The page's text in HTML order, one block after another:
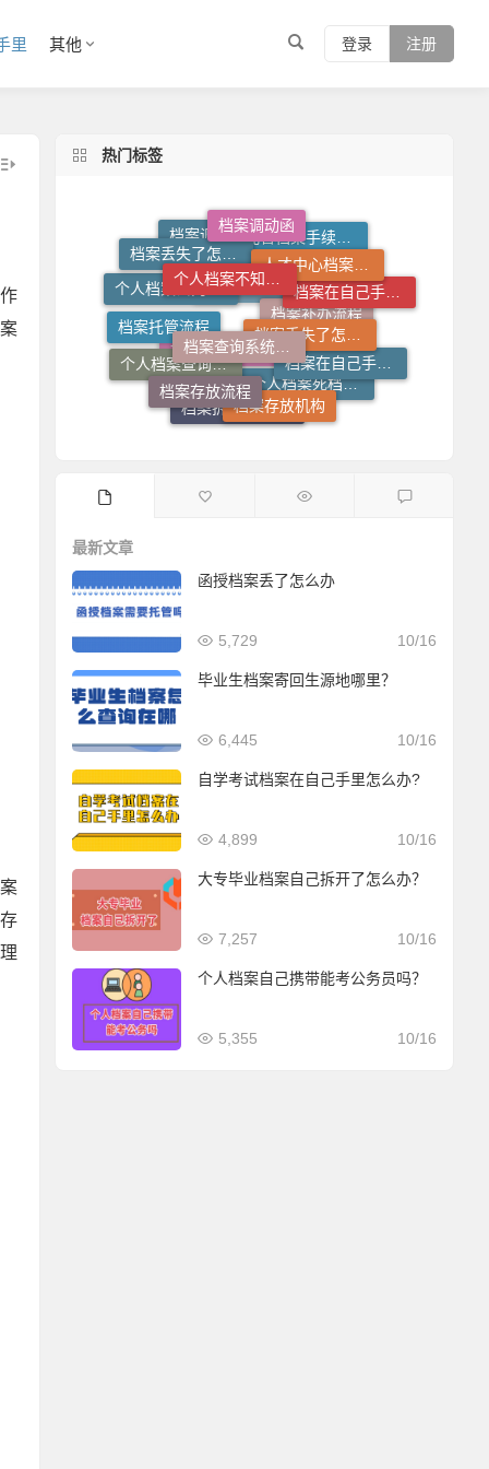
登录 注册
里 其他
热门标签
档案拆开了去哪里封
档案查询入口
档案补办流程
个人档案死档激活
档案拆开了怎么补救
个人档案去向查询
档案调动需要什么手续
托管档案手续如何办理
档案在自己手里怎么放到人才市场
档案存放机构
档案存放流程
档案托管流程
档案丢失了怎么办
档案调动函
档案丢失了怎么补
档案查询系统官网
个人档案不知道在哪儿怎么查
最新文章
函授档案丢了怎么办
10/16
5,729
毕业生档案寄回生源地哪里？
10/16
6,445
自学考试档案在自己手里怎么办?
10/16
4,899
大专毕业档案自己拆开了怎么办？
10/16
7,257
个人档案自己携带能考公务员吗？
10/16
5,355